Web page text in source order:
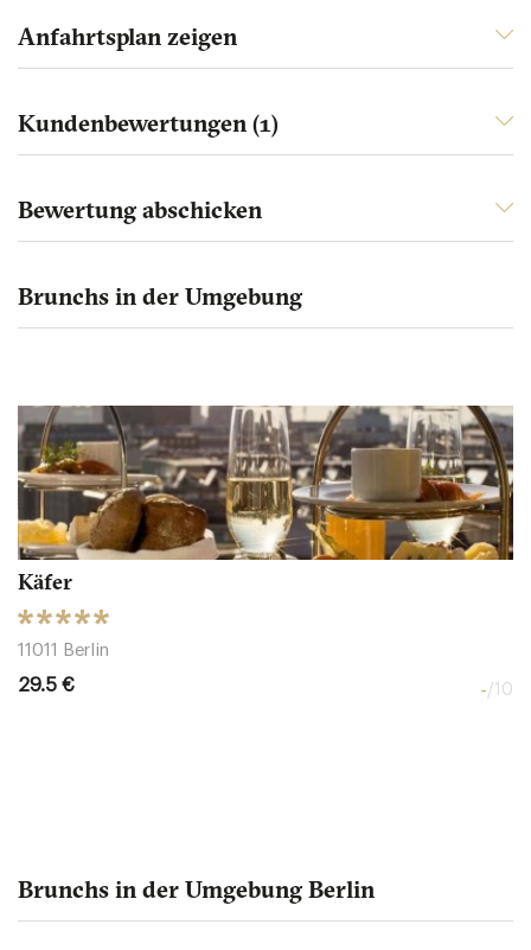
Anfahrtsplan zeigen
Kundenbewertungen (1)
Bewertung abschicken
Brunchs in der Umgebung
Käfer
11011 Berlin
29.5 € -/10
Brunchs in der Umgebung Berlin